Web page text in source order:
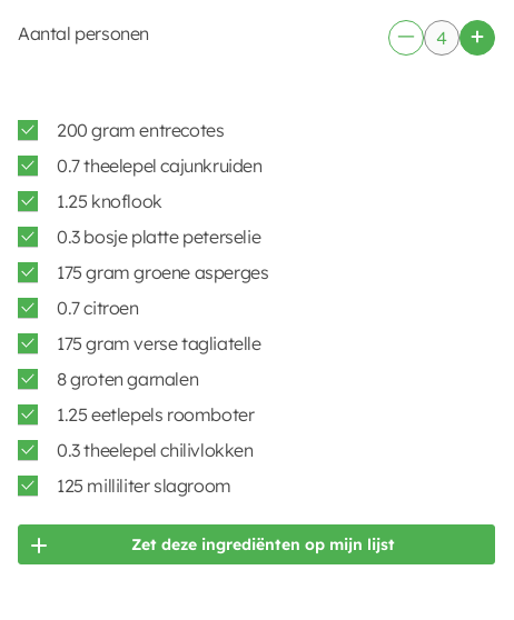
Aantal personen
200 gram entrecotes
0.7 theelepel cajunkruiden
1.25 knoflook
0.3 bosje platte peterselie
175 gram groene asperges
0.7 citroen
175 gram verse tagliatelle
8 groten garnalen
1.25 eetlepels roomboter
0.3 theelepel chilivlokken
125 milliliter slagroom
Zet deze ingrediënten op mijn lijst